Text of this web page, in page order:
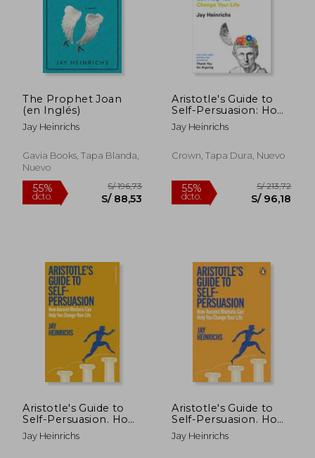
dcto. S/ 78,79 dcto. S/
The Prophet Joan
(en Inglés)
Jay Heinrichs
Gavia Books, Tapa Blanda,
Nuevo
Aristotle's Guide to
Self-Persuasion: How
Ancient Rhetoric,
Taylor Swift, and Your
you Change Your Life
Jay Heinrichs
Crown, Tapa Dura, Nuevo
Aristotle's Guide to
Self-Persuasion. How
Ancient Rhetoric Can
Help You Change
Jay Heinrichs
Aristotle's Guide to
Self-Persuasion. How
Ancient Rhetoric Can
Help You Change
Jay Heinrichs